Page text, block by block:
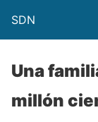
SDN
Una
millón